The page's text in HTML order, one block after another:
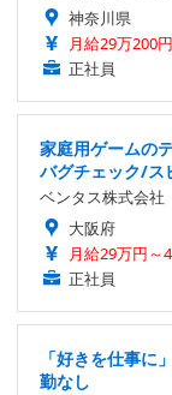
神奈川県
月給29万200
正社員
家庭用ゲームの
バグチェック/ス
ベンタス株式会社
大阪府
月給29万円～
正社員
「好きを仕事
勤なし